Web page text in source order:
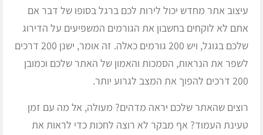
עיצוב אתר מחדש יכול לירות לכם ברגל בסופו של דבר אם
אתם לא לוקחים בחשבון את הגורמים המשפיעים על הדירוג
שלכם בגוגל, ויש 200 גורמים כאלה. זה אומר, ישנן 200 דרכים
לשפר את הנראות, הסמכות והאמון של האתר שלכם וכמובן
200 דרכים להפוך את המצב לגרוע יותר.
רוצים שהאתר שלכם יראה מדהים? מעולה, אל מה עם זמן
טעינת העמוד? אף מבקר לא רוצה לחכות כדי לראות את